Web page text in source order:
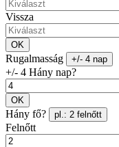
Vissza
OK
Rugalmasság +/- 4 nap
+/- 4 Hány nap?
OK
Hány fő? pl.: 2 felnőtt
Felnőtt